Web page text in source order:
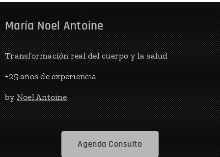
María Noel Antoine
Transformación real del cuerpo y la salud
+25 años de experiencia
byNoel Antoine
Agenda Consulta